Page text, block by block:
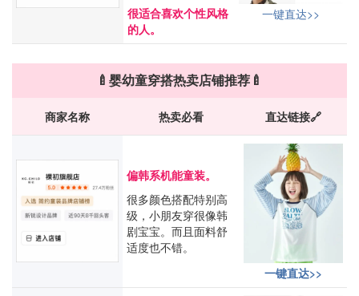
很适合喜欢个性风格
的人。
一键直达>>
🍼婴幼童穿搭热卖店铺推荐🍼
商家名称 热卖必看 直达链接🔗
偏韩系机能童装。
很多颜色搭配特别高
级，小朋友穿很像韩
剧宝宝。而且面料舒
适度也不错。
一键直达>>